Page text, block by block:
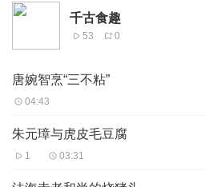
千古食趣
53 0
唐婉智烹“三不粘”
04:43
朱元璋与虎皮毛豆腐
1 03:31